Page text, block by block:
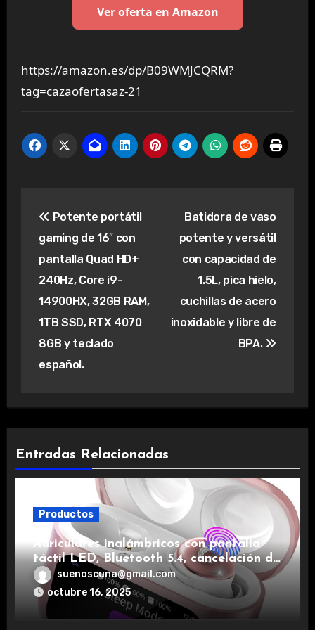
Ver oferta en Amazon
https://amazon.es/dp/B09WMJCQRM?
tag=cazaofertasaz-21
de
entradas
Potente portátil
gaming de 16″ con
pantalla Quad HD+
240Hz, Core i9-
14900HX, 32GB RAM,
1TB SSD, RTX 4070
8GB y teclado
español.
Batidora de vaso
potente y versátil
con capacidad de
1.5L, pica hielo,
cuchillas de acero
inoxidable y libre de
BPA.
Entradas Relacionadas
Productos
Auriculares inalámbricos con pantalla
táctil LED, Bluetooth 5.4, cancelación de
ruido, impermeables y de larga duración.
suenoscuna@gmail.com
octubre 16, 2025